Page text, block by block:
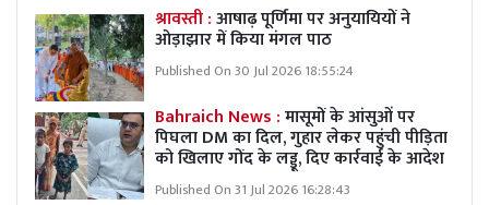
श्रावस्ती :आषाढ़ पूर्णिमा पर अनुयायियों ने
ओड़ाझार में किया मंगल पाठ
Published On 30 Jul 2026 18:55:24
Bahraich News :मासूमों के आंसुओं पर
पिघला DM का दिल, गुहार लेकर पहुंची पीड़िता
को खिलाए गोंद के लड्डू, दिए कार्रवाई के आदेश
Published On 31 Jul 2026 16:28:43